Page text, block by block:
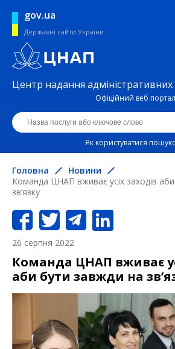
gov.ua
Державні сайти України
Центр надання
Офіційний веб портал
Як користуватися
Головна
Новини
Команда ЦНАП вживає усіх заходів
зв’язку
26 серпня 2022
Команда ЦНАП вживає
аби бути завжди на